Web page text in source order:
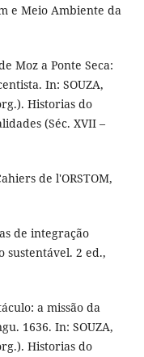
e Meio Ambiente da
Moz a Ponte Seca:
In: SOUZA,
Historias do
(Séc. XVII –
de l'ORSTOM,
de integração
sustentável. 2 ed.,
a missão da
1636. In: SOUZA,
Historias do